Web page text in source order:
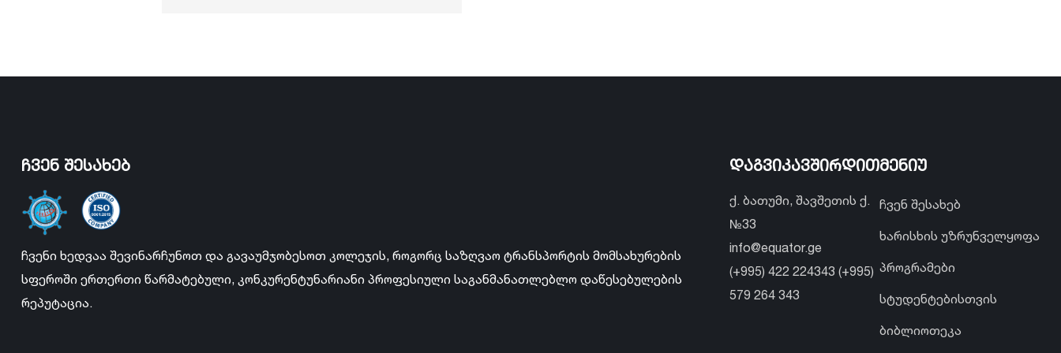
ჩვენ შესახებ
ჩვენი ხედვაა შევინარჩუნოთ და გავაუმჯობესოთ კოლეჯის, როგორც საზღვაო ტრანსპორტის მომსახურების
სფეროში ერთერთი წარმატებული, კონკურენტუნარიანი პროფესიული საგანმანათლებლო დაწესებულების
რეპუტაცია.
დაგვიკავშირდით
ქ. ბათუმი, შავშეთის ქ.
№33
info@equator.ge
(+995) 422 224343 (+995)
579 264 343
მენიუ
ჩვენ შესახებ
ხარისხის უზრუნველყოფა
პროგრამები
სტუდენტებისთვის
ბიბლიოთეკა